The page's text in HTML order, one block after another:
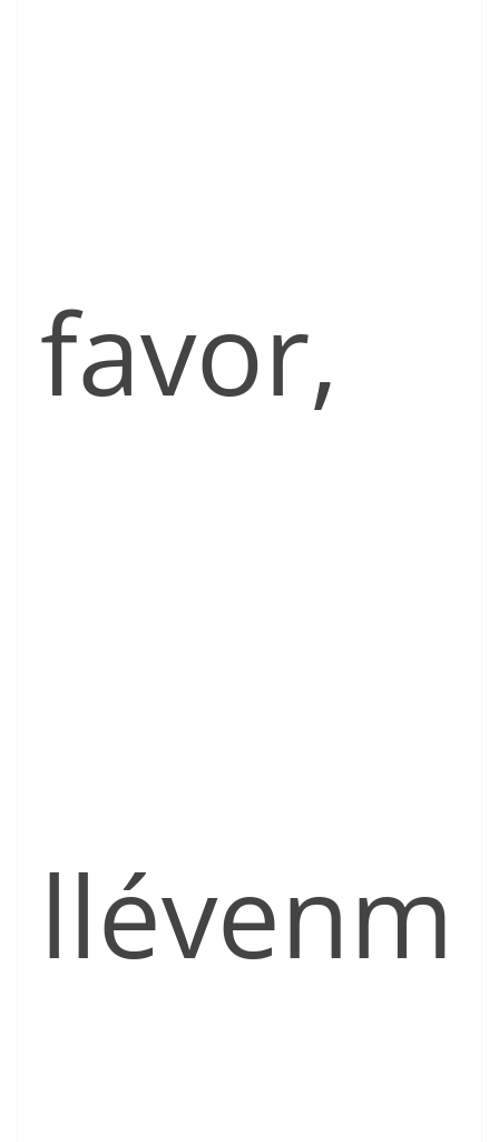
favor,
llévenm